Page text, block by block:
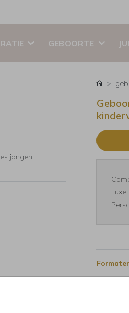
GEBOORTE
jongen